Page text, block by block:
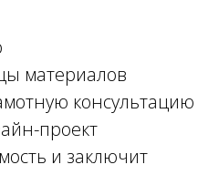
материалов
консультацию
проект
и заключит